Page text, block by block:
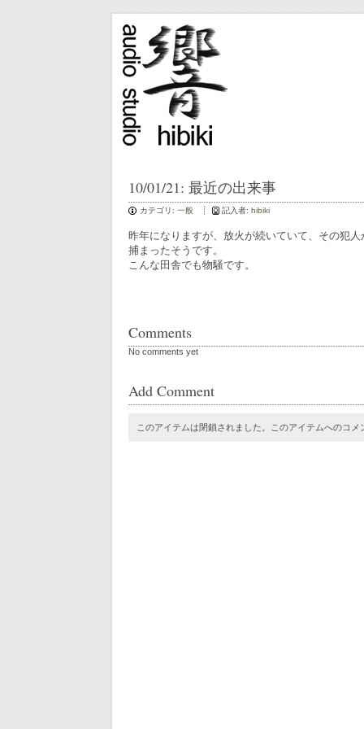
10/01/21: 最近の出来事
カテゴリ: 一般 記入者: hibiki
昨年になりますが、放火が続いていて、その犯
捕まったそうです。
こんな田舎でも物騒です。
Comments
No comments yet
Add Comment
このアイテムは閉鎖されました。このアイテムへのコ